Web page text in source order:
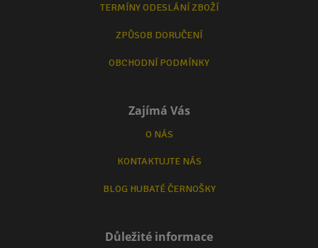
TERMÍNY ODESLÁNÍ ZBOŽÍ
ZPŮSOB DORUČENÍ
OBCHODNÍ PODMÍNKY
Zajímá Vás
O NÁS
KONTAKTUJTE NÁS
BLOG HUBATÉ ČERNOŠKY
Důležité informace